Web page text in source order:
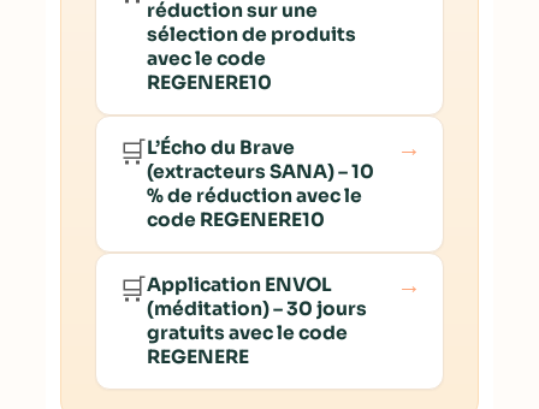
réduction sur une
sélection de produits
avec le code
REGENERE10
🛒L’Écho du Brave
(extracteurs SANA) – 10
% de réduction avec le
code REGENERE10
→
🛒Application ENVOL
(méditation) – 30 jours
gratuits avec le code
REGENERE
→